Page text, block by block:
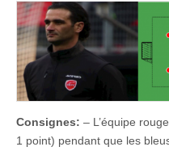
Consignes: – L’équipe
1 point) pendant que les